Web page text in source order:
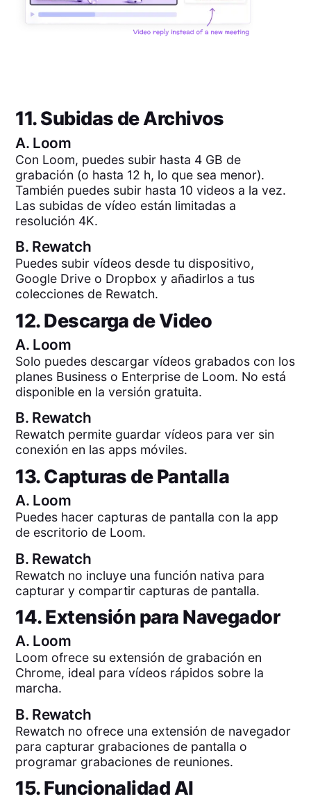
11. Subidas de Archivos
A. Loom
Con Loom, puedes subir hasta 4 GB de
grabación (o hasta 12 h, lo que sea menor).
También puedes subir hasta 10 videos a la vez.
Las subidas de vídeo están limitadas a
resolución 4K.
B. Rewatch
Puedes subir vídeos desde tu dispositivo,
Google Drive o Dropbox y añadirlos a tus
colecciones de Rewatch.
12. Descarga de Video
A. Loom
Solo puedes descargar vídeos grabados con los
planes Business o Enterprise de Loom. No está
disponible en la versión gratuita.
B. Rewatch
Rewatch permite guardar vídeos para ver sin
conexión en las apps móviles.
13. Capturas de Pantalla
A. Loom
Puedes hacer capturas de pantalla con la app
de escritorio de Loom.
B. Rewatch
Rewatch no incluye una función nativa para
capturar y compartir capturas de pantalla.
14. Extensión para Navegador
A. Loom
Loom ofrece su extensión de grabación en
Chrome, ideal para vídeos rápidos sobre la
marcha.
B. Rewatch
Rewatch no ofrece una extensión de navegador
para capturar grabaciones de pantalla o
programar grabaciones de reuniones.
15. Funcionalidad AI